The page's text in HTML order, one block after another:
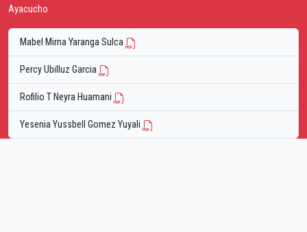
Ayacucho
Mabel Mirna Yaranga Sulca
Percy Ubilluz Garcia
Rofilio T Neyra Huamani
Yesenia Yussbell Gomez Yuyali